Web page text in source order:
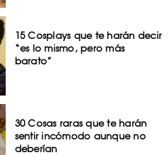
15 Cosplays que te harán decir
“es lo mismo, pero más
barato”
30 Cosas raras que te harán
sentir incómodo aunque no
deberían